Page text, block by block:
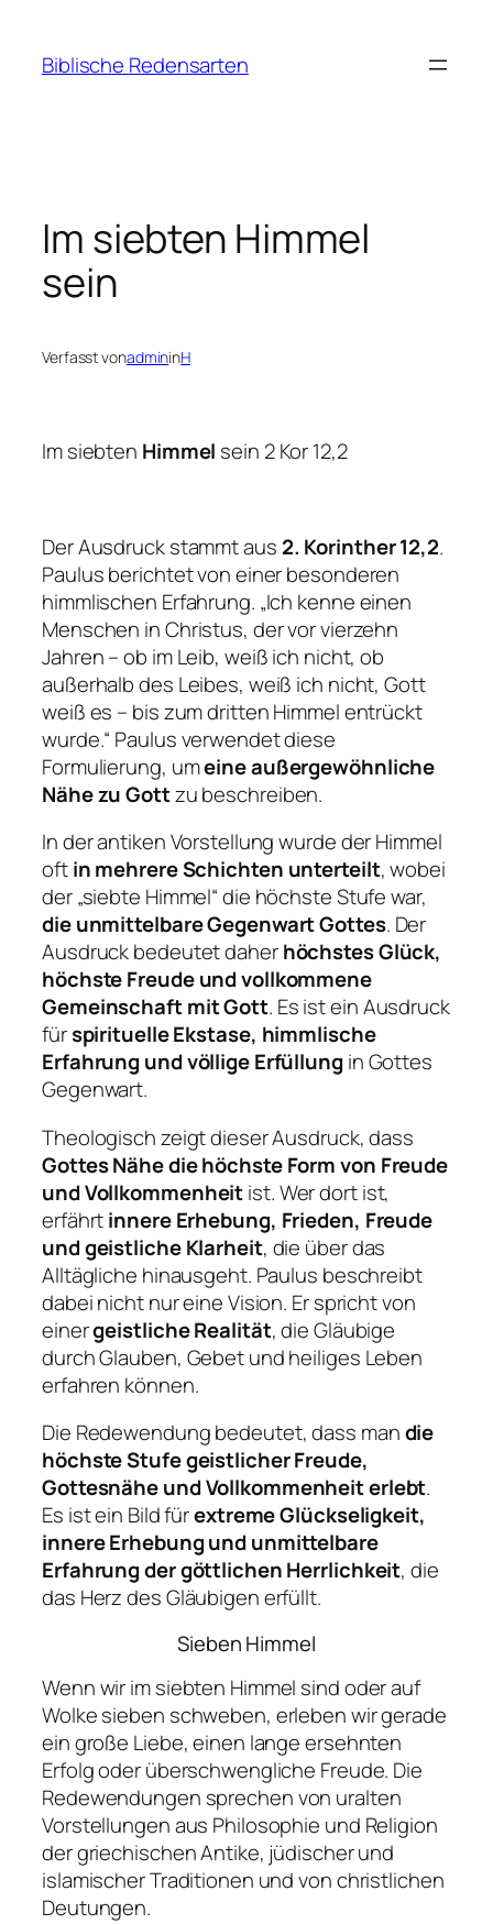
springen
Biblische Redensarten
Im siebten Himmel
sein
Verfasst vonadmininH
Im siebten Himmel sein 2 Kor 12,2
Der Ausdruck stammt aus 2. Korinther 12,2.
Paulus berichtet von einer besonderen
himmlischen Erfahrung. „Ich kenne einen
Menschen in Christus, der vor vierzehn
Jahren – ob im Leib, weiß ich nicht, ob
außerhalb des Leibes, weiß ich nicht, Gott
weiß es – bis zum dritten Himmel entrückt
wurde.“ Paulus verwendet diese
Formulierung, umeine außergewöhnliche
Nähe zu Gottzu beschreiben.
In der antiken Vorstellung wurde der Himmel
oftin mehrere Schichten unterteilt, wobei
der „siebte Himmel“ die höchste Stufe war,
die unmittelbare Gegenwart Gottes. Der
Ausdruck bedeutet daherhöchstes Glück,
höchste Freude und vollkommene
Gemeinschaft mit Gott. Es ist ein Ausdruck
fürspirituelle Ekstase, himmlische
Erfahrung und völlige Erfüllung in Gottes
Gegenwart.
Theologisch zeigt dieser Ausdruck, dass
Gottes Nähe die höchste Form von Freude
und Vollkommenheitist. Wer dort ist,
erfährtinnere Erhebung, Frieden, Freude
und geistliche Klarheit, die über das
Alltägliche hinausgeht. Paulus beschreibt
dabei nicht nur eine Vision. Er spricht von
einergeistliche Realität, die Gläubige
durch Glauben, Gebet und heiliges Leben
erfahren können.
Die Redewendung bedeutet, dass mandie
höchste Stufe geistlicher Freude,
Gottesnähe und Vollkommenheit erlebt.
Es ist ein Bild fürextreme Glückseligkeit,
innere Erhebung und unmittelbare
Erfahrung der göttlichen Herrlichkeit, die
das Herz des Gläubigen erfüllt.
Sieben Himmel
Wenn wir im siebten Himmel sind oder auf
Wolke sieben schweben, erleben wir gerade
ein große Liebe, einen lange ersehnten
Erfolg oder überschwengliche Freude. Die
Redewendungen sprechen von uralten
Vorstellungen aus Philosophie und Religion
der griechischen Antike, jüdischer und
islamischer Traditionen und von christlichen
Deutungen.